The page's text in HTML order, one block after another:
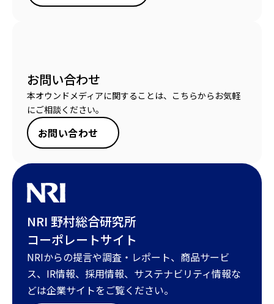
お問い合わせ
本オウンドメディアに関することは、こちらからお気軽
にご相談ください。
お問い合わせ
NRI 野村総合研究所
コーポレートサイト
NRIからの提言や調査・レポート、商品サービ
ス、IR情報、採用情報、サステナビリティ情報な
どは企業サイトをご覧ください。